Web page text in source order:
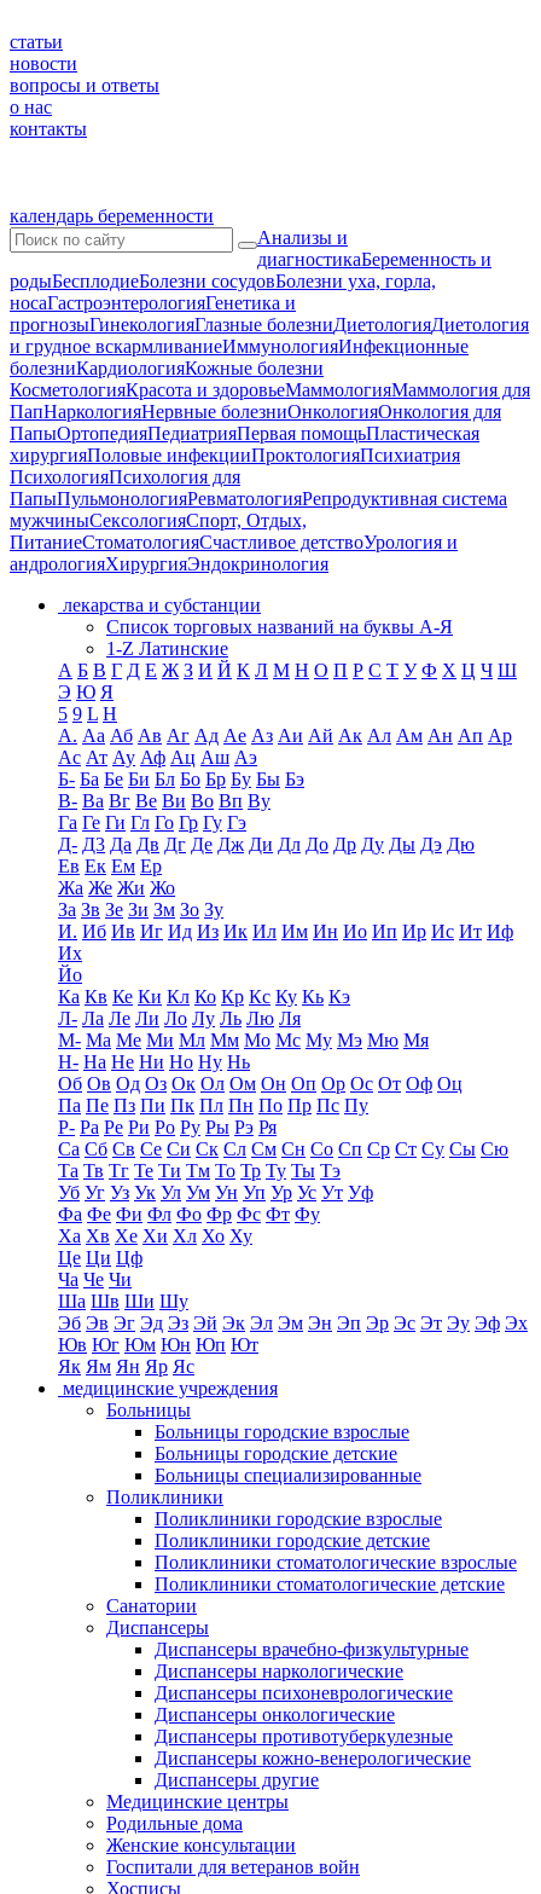
статьи
новости
вопросы и ответы
о нас
контакты
календарь беременности
Анализы и
диагностикаБеременность и
родыБесплодиеБолезни сосудовБолезни уха, горла,
носаГастроэнтерологияГенетика и
прогнозыГинекологияГлазные болезниДиетологияДиетология
и грудное вскармливаниеИммунологияИнфекционные
болезниКардиологияКожные болезни
КосметологияКрасота и здоровьеМаммологияМаммология для
ПапНаркологияНервные болезниОнкологияОнкология для
ПапыОртопедияПедиатрияПервая помощьПластическая
хирургияПоловые инфекцииПроктологияПсихиатрия
ПсихологияПсихология для
ПапыПульмонологияРевматологияРепродуктивная система
мужчиныСексологияСпорт, Отдых,
ПитаниеСтоматологияСчастливое детствоУрология и
андрологияХирургияЭндокринология
лекарства и субстанции
Список торговых названий на буквы А-Я
1-Z Латинские
А Б В Г Д Е Ж З И Й К Л М Н О П Р С Т У Ф Х Ц Ч Ш
Э Ю Я
5 9 L H
А. Аа Аб Ав Аг Ад Ае Аз Аи Ай Ак Ал Ам Ан Ап Ар
Ас Ат Ау Аф Ац Аш Аэ
Б- Ба Бе Би Бл Бо Бр Бу Бы Бэ
В- Ва Вг Ве Ви Во Вп Ву
Га Ге Ги Гл Го Гр Гу Гэ
Д- Д3 Да Дв Дг Де Дж Ди Дл До Др Ду Ды Дэ Дю
Ев Ек Ем Ер
Жа Же Жи Жо
За Зв Зе Зи Зм Зо Зу
И. Иб Ив Иг Ид Из Ик Ил Им Ин Ио Ип Ир Ис Ит Иф
Их
Йо
Ка Кв Ке Ки Кл Ко Кр Кс Ку Кь Кэ
Л- Ла Ле Ли Ло Лу Ль Лю Ля
М- Ма Ме Ми Мл Мм Мо Мс Му Мэ Мю Мя
Н- На Не Ни Но Ну Нь
Об Ов Од Оз Ок Ол Ом Он Оп Ор Ос От Оф Оц
Па Пе Пз Пи Пк Пл Пн По Пр Пс Пу
Р- Ра Ре Ри Ро Ру Ры Рэ Ря
Са Сб Св Се Си Ск Сл См Сн Со Сп Ср Ст Су Сы Сю
Та Тв Тг Те Ти Тм То Тр Ту Ты Тэ
Уб Уг Уз Ук Ул Ум Ун Уп Ур Ус Ут Уф
Фа Фе Фи Фл Фо Фр Фс Фт Фу
Ха Хв Хе Хи Хл Хо Ху
Це Ци Цф
Ча Че Чи
Ша Шв Ши Шу
Эб Эв Эг Эд Эз Эй Эк Эл Эм Эн Эп Эр Эс Эт Эу Эф Эх
Юв Юг Юм Юн Юп Ют
Як Ям Ян Яр Яс
медицинские учреждения
Больницы
Больницы городские взрослые
Больницы городские детские
Больницы специализированные
Поликлиники
Поликлиники городские взрослые
Поликлиники городские детские
Поликлиники стоматологические взрослые
Поликлиники стоматологические детские
Санатории
Диспансеры
Диспансеры врачебно-физкультурные
Диспансеры наркологические
Диспансеры психоневрологические
Диспансеры онкологические
Диспансеры противотуберкулезные
Диспансеры кожно-венерологические
Диспансеры другие
Медицинские центры
Родильные дома
Женские консультации
Госпитали для ветеранов войн
Хосписы